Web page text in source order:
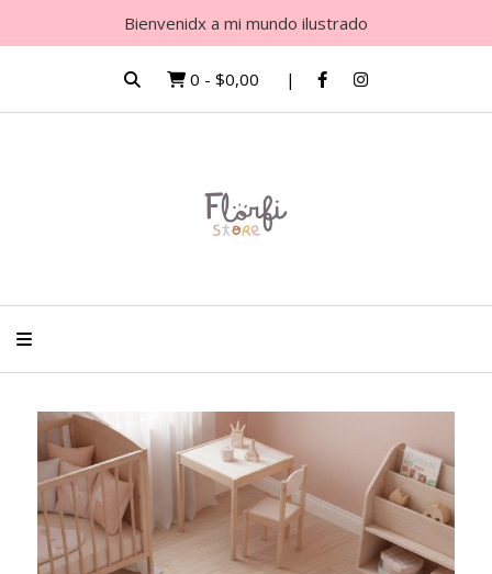
Bienvenidx a mi mundo ilustrado
0 - $0,00